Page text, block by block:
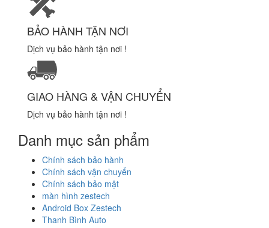
BẢO HÀNH TẬN NƠI
Dịch vụ bảo hành tận nơi !
GIAO HÀNG & VẬN CHUYỂN
Dịch vụ bảo hành tận nơi !
Danh mục sản phẩm
Chính sách bảo hành
Chính sách vận chuyển
Chính sách bảo mật
màn hình zestech
Android Box Zestech
Thanh Bình Auto